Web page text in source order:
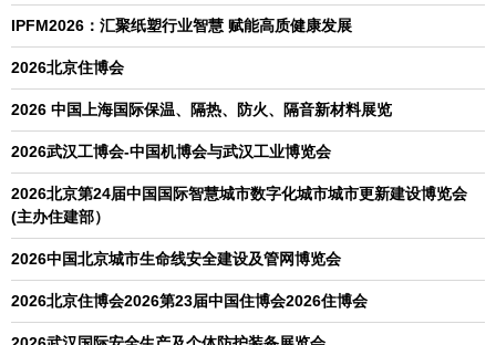
IPFM2026：汇聚纸塑行业智慧 赋能高质健康发展
2026北京住博会
2026 中国上海国际保温、隔热、防火、隔音新材料展览
2026武汉工博会-中国机博会与武汉工业博览会
2026北京第24届中国国际智慧城市数字化城市城市更新建设博览会
(主办住建部）
2026中国北京城市生命线安全建设及管网博览会
2026北京住博会2026第23届中国住博会2026住博会